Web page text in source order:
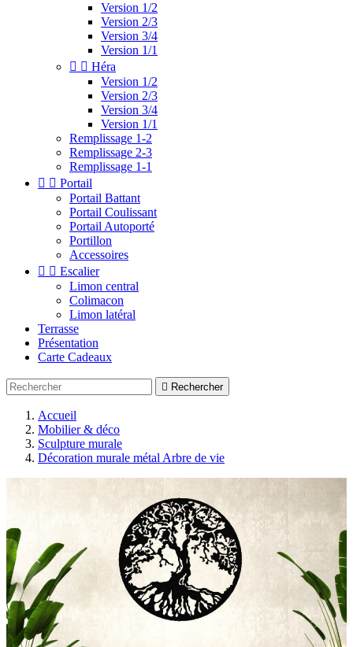
Version 1/2
Version 2/3
Version 3/4
Version 1/1
  Héra
Version 1/2
Version 2/3
Version 3/4
Version 1/1
Remplissage 1-2
Remplissage 2-3
Remplissage 1-1
  Portail
Portail Battant
Portail Coulissant
Portail Autoporté
Portillon
Accessoires
  Escalier
Limon central
Colimacon
Limon latéral
Terrasse
Présentation
Carte Cadeaux
 Rechercher
Accueil
Mobilier & déco
Sculpture murale
Décoration murale métal Arbre de vie